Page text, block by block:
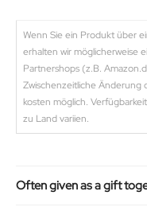
Wenn Sie ein Produkt über
erhalten wir möglicherweise
Partnershops (z.B.
Zwischenzeitliche Änderung
kosten möglich.
zu Land variien.
Often given as a gift